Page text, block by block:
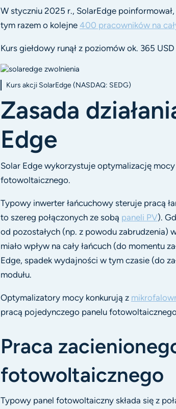
W styczniu 2025 r., SolarEdge
tym razem o kolejne 400 pracowników na
Kurs giełdowy runął z poziomów ok. 365
Kurs akcji SolarEdge (NASDAQ: SEDG)
Zasada
Edge
Solar Edge wykorzystuje optymalizację
fotowoltaicznego.
Typowy inwerter łańcuchowy steruje pracą
to szereg połączonych ze sobą paneli PV).
od pozostałych (np. z powodu zabrudzenia)
miało wpływ na cały łańcuch (do momentu
Edge, spadek wydajności w tym czasie (do
modułu.
Optymalizatory mocy konkurują z
pracą pojedynczego panelu
Praca
fotowoltaicznego
Typowy panel fotowoltaiczny składa się z